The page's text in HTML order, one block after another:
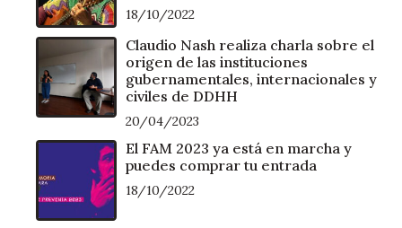
18/10/2022
Claudio Nash realiza charla sobre el
origen de las instituciones
gubernamentales, internacionales y
civiles de DDHH
20/04/2023
El FAM 2023 ya está en marcha y
puedes comprar tu entrada
18/10/2022